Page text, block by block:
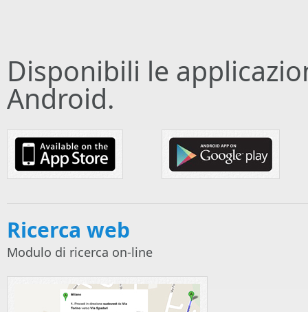
Disponibili le
Android.
Ricerca web
Modulo di ricerca on-line